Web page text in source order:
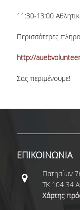
11:30-13:00
Περισσότερες
http://
Σας περιμένουμε!
ΕΠΙΚΟΙΝΩΝΙΑ
Πατησίων
ΤΚ 104 34
Χάρτης